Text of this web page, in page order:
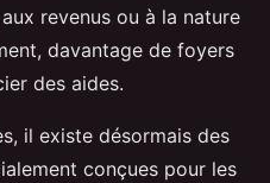
revenus ou à la nature
davantage de foyers
des aides.
il existe désormais des
conçues pour les